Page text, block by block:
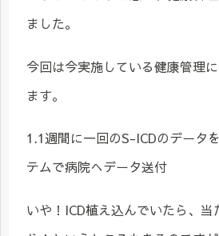
ました。
今回は今実施している健康管理
ます。
1.1週間に一回のS-ICDのデータ
テムで病院へデータ送付
いや！ICD植え込んでいたら、当